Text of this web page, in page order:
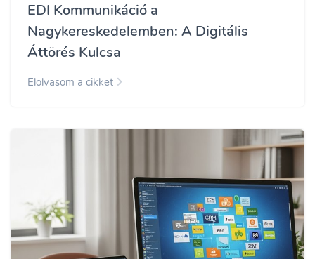
EDI Kommunikáció a
Nagykereskedelemben: A Digitális
Áttörés Kulcsa
Elolvasom a cikket